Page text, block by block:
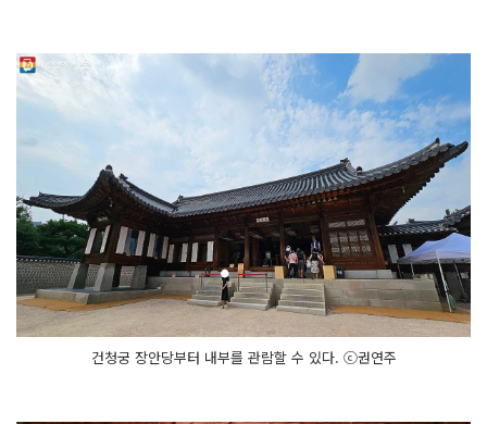
건청궁 장안당부터 내부를 관람할 수 있다. ⓒ권연주